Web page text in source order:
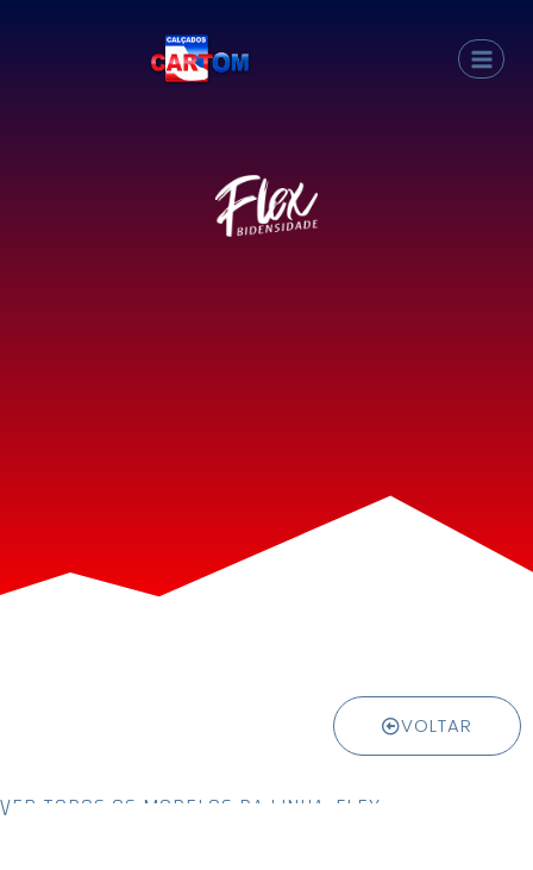
VOLTAR
VER TODOS OS MODELOS DA LINHA: FLEX